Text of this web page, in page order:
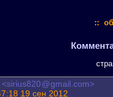
::
<sirius820@gmail.com>
19 сен 2012